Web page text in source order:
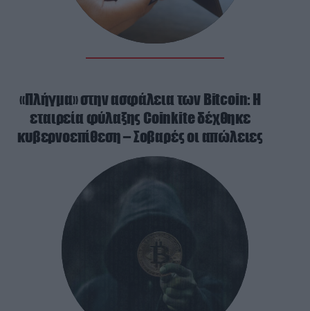
«Πλήγμα» στην ασφάλεια των Bitcoin: Η
εταιρεία φύλαξης Coinkite δέχθηκε
κυβερνοεπίθεση – Σοβαρές οι απώλειες